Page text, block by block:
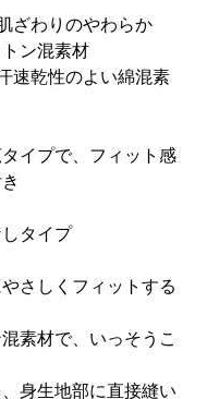
ざわりのやわらか
ン混素材
速乾性のよい綿混素
イプで、フィット感
タイプ
さしくフィットする
素材で、いっそうこ
身生地部に直接縫い